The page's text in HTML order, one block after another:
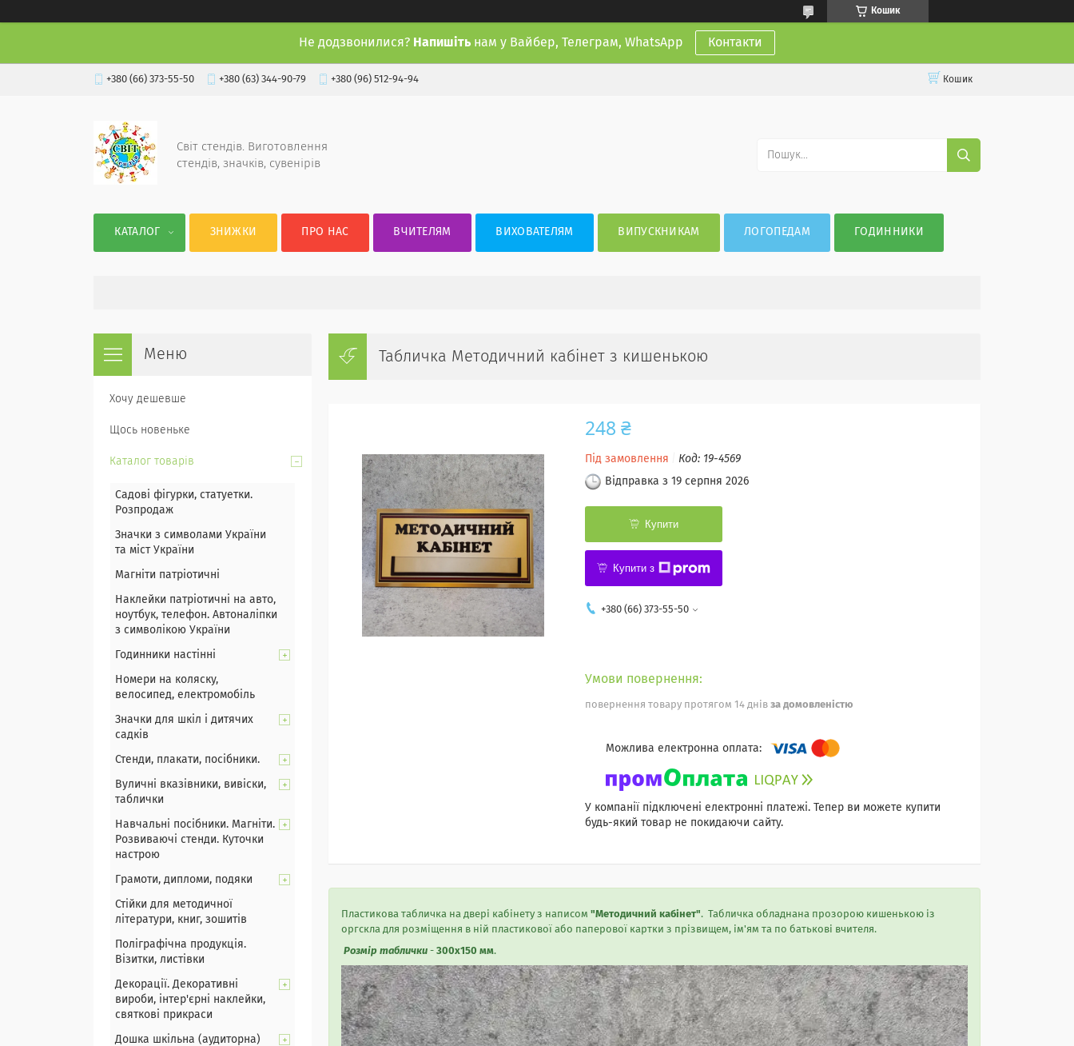
Кошик
Не додзвонилися? Напишіть нам у Вайбер, Телеграм, WhatsApp Контакти
+380 (66) 373-55-50 +380 (63) 344-90-79 +380 (96) 512-94-94 Кошик
Світ стендів. Виготовлення
стендів, значків, сувенірів
КАТАЛОГ ЗНИЖКИ ПРО НАС ВЧИТЕЛЯМ ВИХОВАТЕЛЯМ ВИПУСКНИКАМ ЛОГОПЕДАМ ГОДИННИКИ
Табличка Методичний кабінет з кишенькою
248 ₴
Під замовлення Код: 19-4569
Відправка з 19 серпня 2026
Купити
Купити з
+380 (66) 373-55-50
повернення товару протягом 14 днів за домовленістю
У компанії підключені електронні платежі. Тепер ви можете купити
будь-який товар не покидаючи сайту.
Пластикова табличка на двері кабінету з написом "Методичний кабінет". Табличка обладнана прозорою кишенькою із
оргскла для розміщення в ній пластикової або паперової картки з прізвищем, ім'ям та по батькові вчителя.
Розмір таблички - 300х150 мм.
Хочу дешевше
Щось новеньке
Каталог товарів
Садові фігурки, статуетки.
Розпродаж
Значки з символами України
та міст України
Магніти патріотичні
Наклейки патріотичні на авто,
ноутбук, телефон. Автоналіпки
з символікою України
Годинники настінні
Номери на коляску,
велосипед, електромобіль
Значки для шкіл і дитячих
садків
Стенди, плакати, посібники.
Вуличні вказівники, вивіски,
таблички
Навчальні посібники. Магніти.
Розвиваючі стенди. Куточки
настрою
Грамоти, дипломи, подяки
Стійки для методичної
літератури, книг, зошитів
Поліграфічна продукція.
Візитки, листівки
Декорації. Декоративні
вироби, інтер'єрні наклейки,
святкові прикраси
Дошка шкільна (аудиторна)